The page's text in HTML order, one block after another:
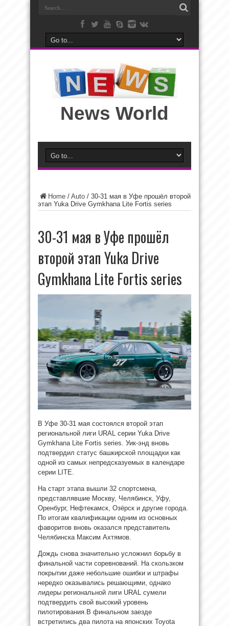
News World
Home / Auto / 30-31 мая в Уфе прошёл второй
этап Yuka Drive Gymkhana Lite Fortis series
30-31 мая в Уфе прошёл
второй этап Yuka Drive
Gymkhana Lite Fortis series
В Уфе 30-31 мая состоялся второй этап
региональной лиги URAL серии Yuka Drive
Gymkhana Lite Fortis series. Уик-энд вновь
подтвердил статус башкирской площадки как
одной из самых непредсказуемых в календаре
серии LITE.
На старт этапа вышли 32 спортсмена,
представлявшие Москву, Челябинск, Уфу,
Оренбург, Нефтекамск, Озёрск и другие города.
По итогам квалификации одним из основных
фаворитов вновь оказался представитель
Челябинска Максим Ахтямов.
Дождь снова значительно усложнил борьбу в
финальной части соревнований. На скользком
покрытии даже небольшие ошибки и штрафы
нередко оказывались решающими, однако
лидеры региональной лиги URAL сумели
подтвердить свой высокий уровень
пилотирования.В финальном заезде
встретились два пилота на японских Toyota